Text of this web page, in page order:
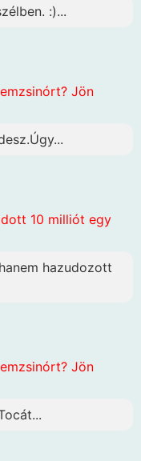
:)...
Jön
10 milliót egy
hazudozott
Jön